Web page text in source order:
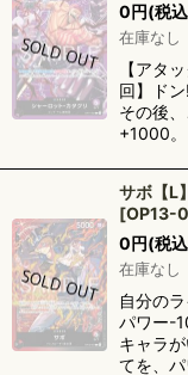
0円(税
在庫なし
【アタ
回】ド
その後
+1000。
サボ【L
[OP13-
0円(税
在庫なし
自分の
パワー-
キャラ
てを、パ